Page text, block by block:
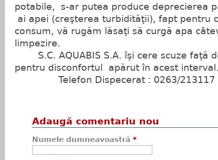
potabile, s-ar putea produce deprecierea
ai apei (creşterea turbidităţii), fapt pentru
consum, vă rugăm lăsaţi să curgă apa
limpezire.
S.C. AQUABIS S.A. îşi cere scuze faţă
pentru disconfortul apărut în acest
Telefon Dispecerat : 0263/213117
Adaugă comentariu nou
Numele dumneavoastră *